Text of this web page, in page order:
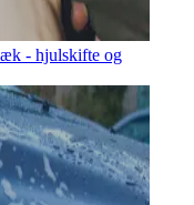
- hjulskifte og